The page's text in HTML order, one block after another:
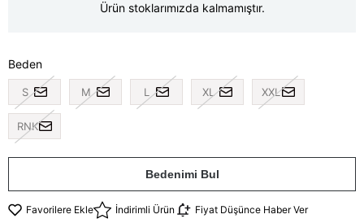
Ürün stoklarımızda kalmamıştır.
Beden
S M L XL XXL
RNK
Bedenimi Bul
Favorilere Ekle İndirimli Ürün Fiyat Düşünce Haber Ver